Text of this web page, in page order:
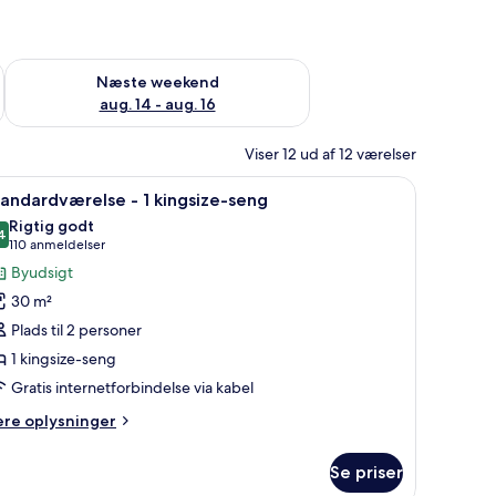
aug. 7 - aug. 9
Næste weekend
aug. 14 - aug. 16
Tjek tilgængelighed for næste weekend aug. 14 - aug. 16
Viser 12 ud af 12 værelser
og en sofa med et pled.'
sofabord og havudsigt gennem et stort vindue.Et moderne hotelværelse med en stor
2 - 1 kingsize-seng
ud af 10
Rigtig godt
110 anmeldelser
(110
anmeldelser)
Byudsigt
30 m²
Plads til 2 personer
1 kingsize-seng
Gratis internetforbindelse via kabel
oplysninger
Se priser